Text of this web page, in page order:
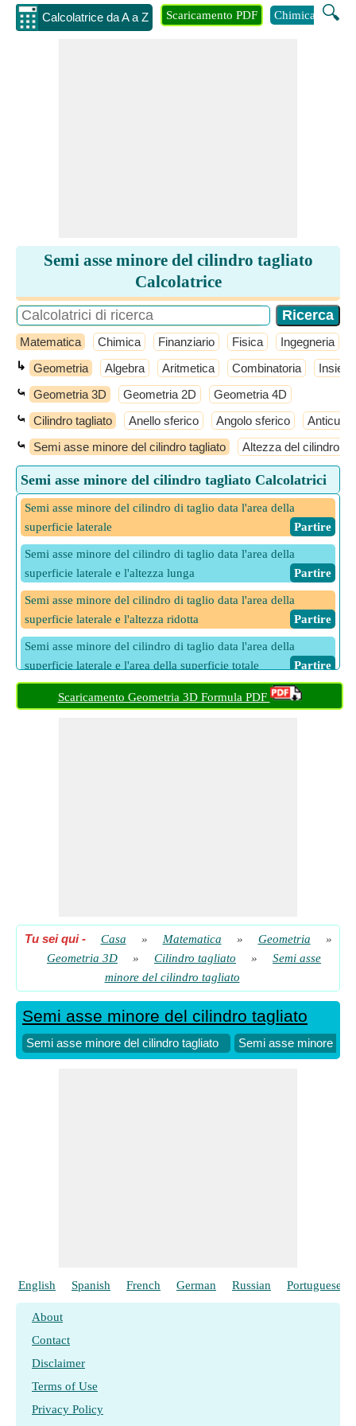
Calcolatrice da A a Z 🔍
Scaricamento PDF Chimica
Semi asse minore del cilindro tagliato
Calcolatrice
Matematica Chimica Finanziario Fisica Ingegneria
↳ Geometria Algebra Aritmetica Combinatoria
⤿ Geometria 3D Geometria 2D Geometria 4D
⤿ Cilindro tagliato Anello sferico Angolo sferico Anticube
⤿ Semi asse minore del cilindro tagliato Altezza del cilindro di
Semi asse minore del cilindro tagliato Calcolatrici
Semi asse minore del cilindro di taglio data l'area della
superficie laterale
​ Partire
Semi asse minore del cilindro di taglio data l'area della
superficie laterale e l'altezza lunga
​ Partire
Semi asse minore del cilindro di taglio data l'area della
superficie laterale e l'altezza ridotta
​ Partire
Semi asse minore del cilindro di taglio data l'area della
superficie laterale e l'area della superficie totale
​ Partire
Semi asse minore del cilindro di taglio data l'area della
superficie totale
​ Partire
Scaricamento Geometria 3D Formula PDF
Tu sei qui- Casa » Matematica » Geometria
»
Geometria 3D
» Cilindro tagliato »
Semi asse
minore del cilindro tagliato
Semi asse minore del cilindro tagliato
Semi asse minore del cilindro tagliato Semi asse minore del
English Spanish French German Russian Portuguese
About
Contact
Disclaimer
Terms of Use
Privacy Policy